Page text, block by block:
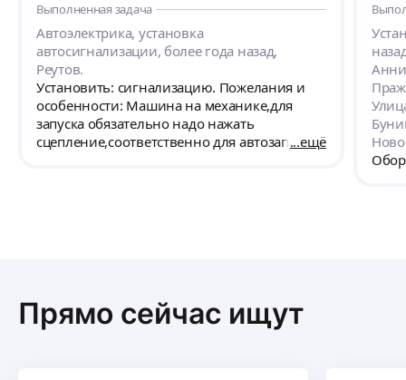
доплата и тд,тут такого не было,человек
слова,сказал,приехал,победил) всë
чëтко,рекомендую мастера
Выполненная задача
Автоэлектрика, установка
автосигнализации, более года назад,
Реутов.
Установить: сигнализацию. Пожелания и
особенности: Машина на механике,для
запуска обязательно надо нажать
сцепление,соответственно для автозапуска
ещё
всем
Прямо сейчас ищут